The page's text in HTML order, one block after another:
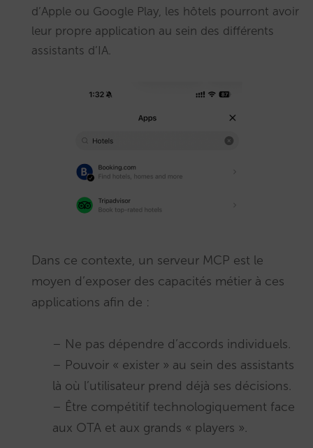
d’Apple ou Google Play, les hôtels pourront avoir
leur propre application au sein des différents
assistants d’IA.
Dans ce contexte, un serveur MCP est le
moyen d’exposer des capacités métier à ces
applications afin de :
– Ne pas dépendre d’accords individuels.
– Pouvoir « exister » au sein des assistants
là où l’utilisateur prend déjà ses décisions.
– Être compétitif technologiquement face
aux OTA et aux grands « players ».